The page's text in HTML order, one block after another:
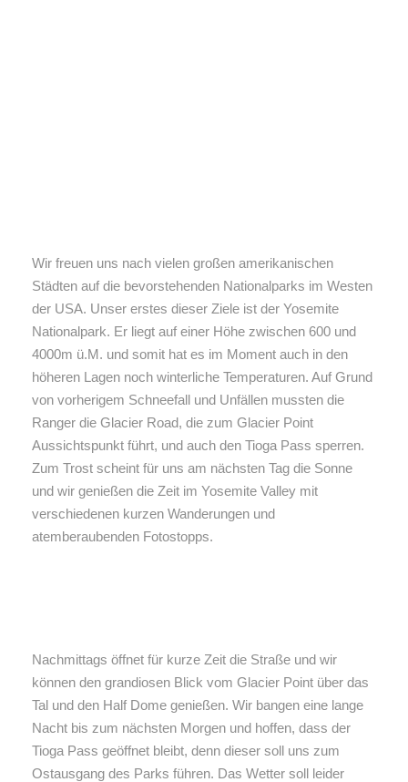
Wir freuen uns nach vielen großen amerikanischen
Städten auf die bevorstehenden Nationalparks im Westen
der USA. Unser erstes dieser Ziele ist der Yosemite
Nationalpark. Er liegt auf einer Höhe zwischen 600 und
4000m ü.M. und somit hat es im Moment auch in den
höheren Lagen noch winterliche Temperaturen. Auf Grund
von vorherigem Schneefall und Unfällen mussten die
Ranger die Glacier Road, die zum Glacier Point
Aussichtspunkt führt, und auch den Tioga Pass sperren.
Zum Trost scheint für uns am nächsten Tag die Sonne
und wir genießen die Zeit im Yosemite Valley mit
verschiedenen kurzen Wanderungen und
atemberaubenden Fotostopps.
Nachmittags öffnet für kurze Zeit die Straße und wir
können den grandiosen Blick vom Glacier Point über das
Tal und den Half Dome genießen. Wir bangen eine lange
Nacht bis zum nächsten Morgen und hoffen, dass der
Tioga Pass geöffnet bleibt, denn dieser soll uns zum
Ostausgang des Parks führen. Das Wetter soll leider